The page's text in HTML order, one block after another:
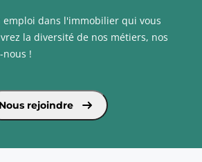
emploi dans l'immobilier qui vous
la diversité de nos métiers, nos
nous !
plus sur Square Habitat recrute
Nous rejoindre